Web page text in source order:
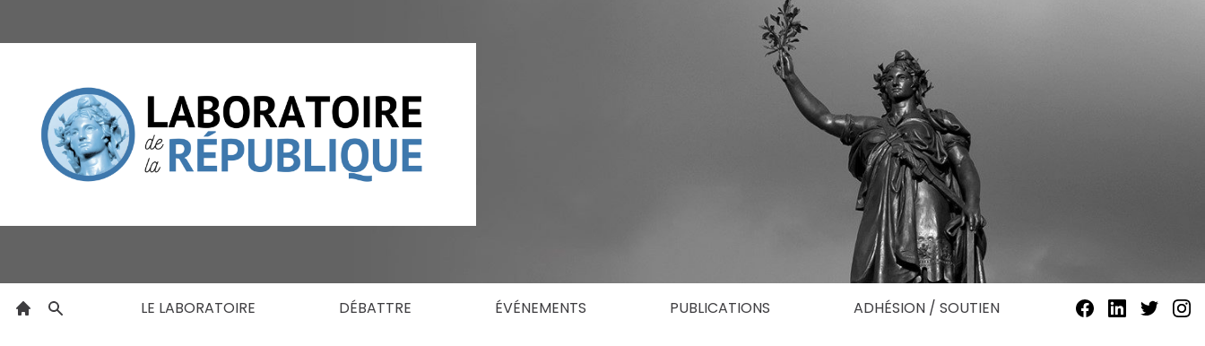
LE LABORATOIRE DÉBATTRE ÉVÉNEMENTS PUBLICATIONS ADHÉSION / SOUTIEN